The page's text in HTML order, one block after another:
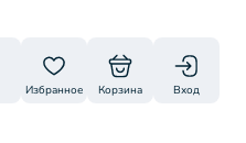
Избранное Корзина Вход